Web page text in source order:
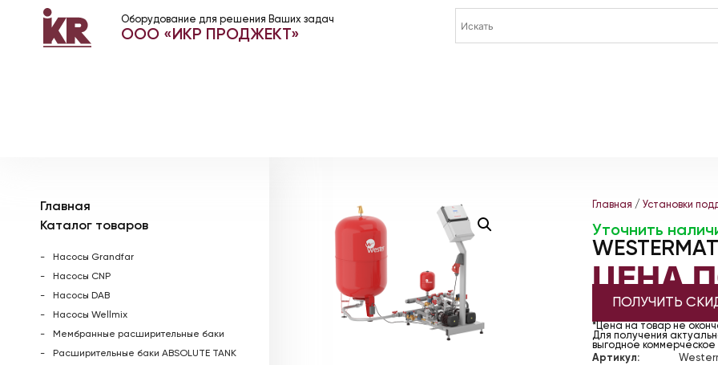
Оборудование для решения Ваших задач
ООО «ИКР ПРОДЖЕКТ»
Главная
Каталог товаров
Насосы Grandfar
Насосы CNP
Насосы DAB
Насосы Wellmix
Мембранные расширительные баки
Расширительные баки ABSOLUTE TANK
Главная / Установки
Уточнить
ЦЕНА
ПОЛУЧИТЬ
*Цена на товар не
Для получения
выгодное
Артикул: